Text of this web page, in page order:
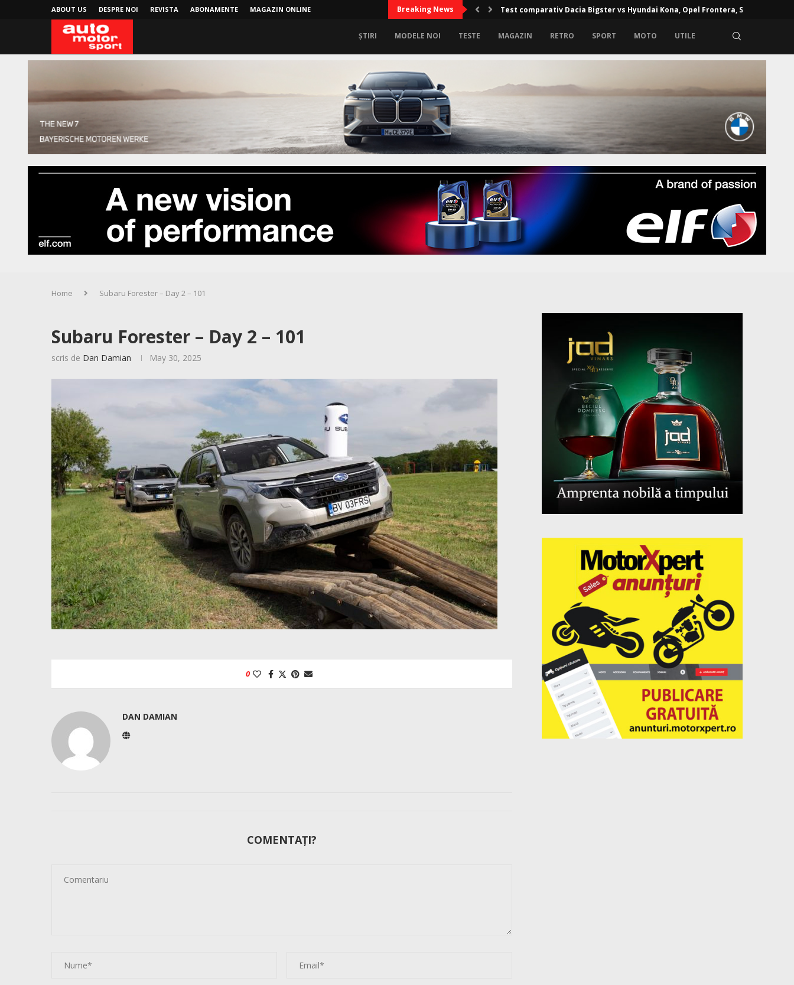
ABOUT US DESPRE NOI REVISTA ABONAMENTE MAGAZIN ONLINE Breaking News Test comparativ Dacia Bigster vs Hyundai Kona, Opel Frontera, Skoda...
ȘTIRI MODELE NOI TESTE MAGAZIN RETRO SPORT MOTO UTILE
Home Subaru Forester – Day 2 – 101
Subaru Forester – Day 2 – 101
scris de Dan Damian May 30, 2025
0
DAN DAMIAN
COMENTAȚI?